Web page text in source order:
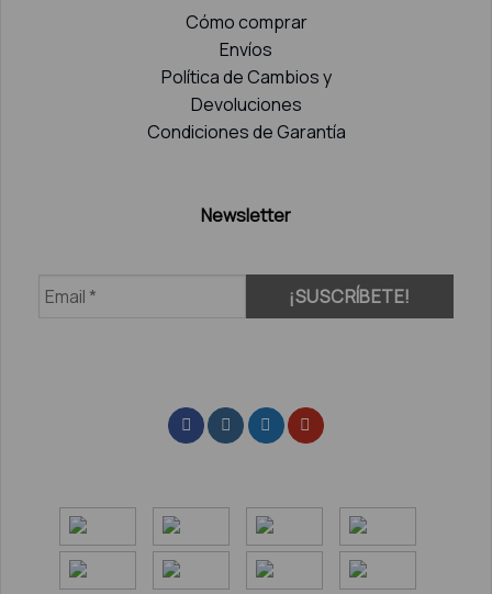
Cómo comprar
Envíos
Política de Cambios y
Devoluciones
Condiciones de Garantía
Newsletter